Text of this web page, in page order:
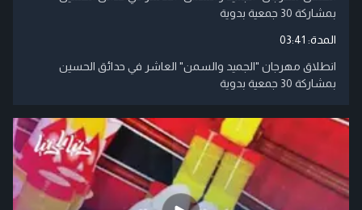
بمشاركة 30 جمعية بدوية
المدة: 03:41
انطلاق مهرجان "الجميد والسمن" العاشر في حدائق الحسين
بمشاركة 30 جمعية بدوية